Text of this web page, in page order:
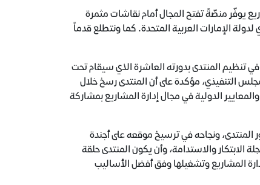
يوفّر منصّةً تفتح المجال أمام نقاشات مثمرة
الإمارات العربية المتحدة. كما ونتطلع قدماً
تنظيم المنتدى بدورته العاشرة الذي سيقام تحت
التنفيذي، مؤكدة على أن المنتدى رسخ خلال
الدولية في مجال إدارة المشاريع بمشاركة
ونجاحه في ترسيخ موقعه على أجندة
الابتكار والاستدامة، وأن يكون المنتدى حلقة
المشاريع وتشغيلها وفق أفضل الأساليب